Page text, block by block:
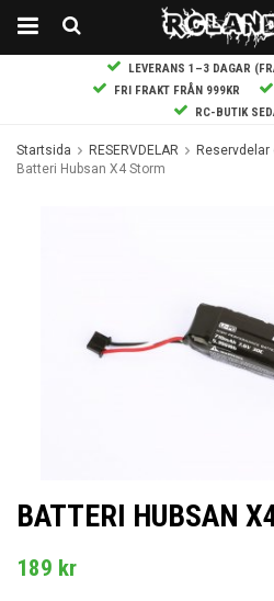
LEVERANS 1–3 DAGAR
FRI FRAKT FRÅN 999KR
RC-BUTIK
Startsida RESERVDELAR Reservdelar
Batteri Hubsan X4 Storm
BATTERI HUBSAN
189 kr